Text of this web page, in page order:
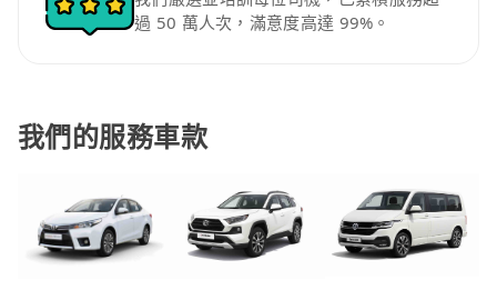
過 50 萬人次，滿意度高達 99%。
我們的服務車款